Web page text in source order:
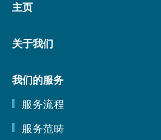
主页
关于我们
我们的服务
服务流程
服务范畴